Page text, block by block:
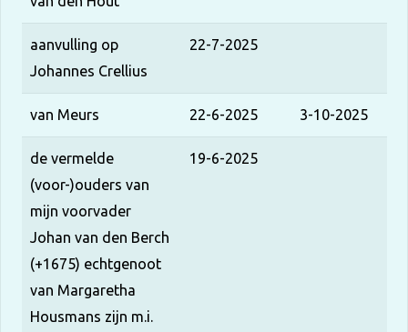
aanvulling op
Johannes Crellius
22-7-2025
van Meurs 22-6-2025 3-10-2025
de vermelde
(voor-)ouders van
mijn voorvader
Johan van den Berch
(+1675) echtgenoot
van Margaretha
Housmans zijn m.i.
19-6-2025